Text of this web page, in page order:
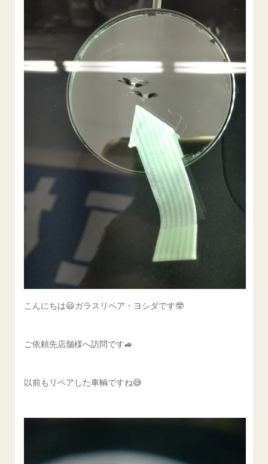
こんにちは😃ガラスリペア・ヨシダです🤓
ご依頼先店舗様へ訪問です🚙
以前もリペアした車輌ですね😅